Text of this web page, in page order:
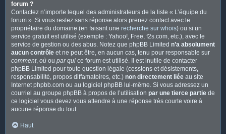
forum ?
Contactez n’importe lequel des administrateurs de la liste « L’équipe du
forum ». Si vous restez sans réponse alors prenez contact avec le
propriétaire du domaine (en faisant une recherche sur whois) ou si un
service gratuit est utilisé (exemple : Yahoo!, Free, f2s.com, etc.), avec le
service de gestion ou des abus. Notez que phpBB Limited n’a absolument
aucun contrôle et ne peut être, en aucun cas, tenu pour responsable sur
comment, où ou par qui ce forum est utilisé. Il est inutile de contacter
phpBB Limited pour toute question légale (cessions et désistements,
responsabilité, propos diffamatoires, etc.) non directement liée au site
Internet phpbb.com ou au logiciel phpBB lui-même. Si vous adressez un
courriel au groupe phpBB à propos de l’utilisation par une tierce partie de
ce logiciel vous devez vous attendre à une réponse très courte voire à
aucune réponse du tout.
Haut